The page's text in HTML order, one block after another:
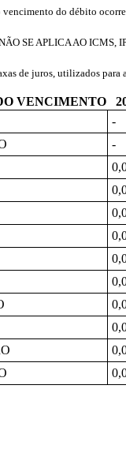
vencimento do débito
SE APLICA AO ICMS,
de juros, utilizados
VENCIMENTO
-
-